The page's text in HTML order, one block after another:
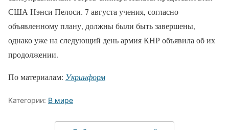
США Нэнси Пелоси. 7 августа учения, согласно
объявленному плану, должны были быть завершены,
однако уже на следующий день армия КНР объявила об их
продолжении.
По материалам: Укринформ
Категории: В мире